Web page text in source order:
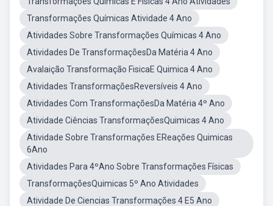
Transformações Químicas Atividade 4 Ano
Atividades Sobre Transformações Químicas 4 Ano
Atividades De TransformaçõesDa Matéria 4 Ano
Avalaição Transformação FisicaE Quimica 4 Ano
Atividades TransformaçõesReversíveis 4 Ano
Atividades Com TransformaçõesDa Matéria 4º Ano
Atividade Ciências TransformaçõesQuimicas 4 Ano
Atividade Sobre Transformações EReações Quimicas
6Ano
Atividades Para 4ºAno Sobre Transformações Físicas
TransformaçõesQuimicas 5º Ano Atividades
Atividade De Ciencias Transformações 4 E5 Ano